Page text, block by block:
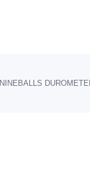
NINEBALLS